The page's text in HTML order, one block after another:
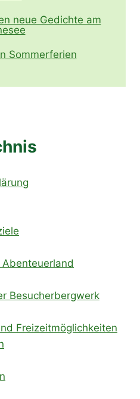
neue Gedichte am
Sommerferien
Abenteuerland
Besucherbergwerk
Freizeitmöglichkeiten